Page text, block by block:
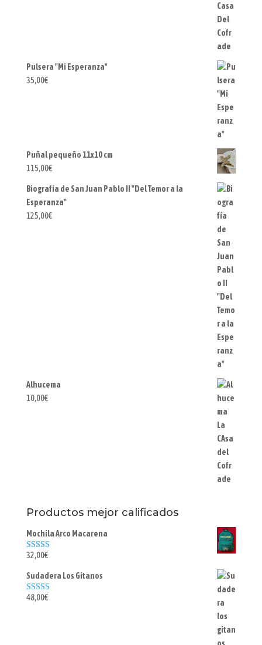
Pulsera "Mi Esperanza"
35,00€
Puñal pequeño 11x10 cm
115,00€
Biografía de San Juan Pablo II "Del Temor a la
Esperanza"
125,00€
Alhucema
10,00€
Productos mejor calificados
Mochila Arco Macarena
Valorado con
32,00€
Sudadera Los Gitanos
Valorado con
48,00€